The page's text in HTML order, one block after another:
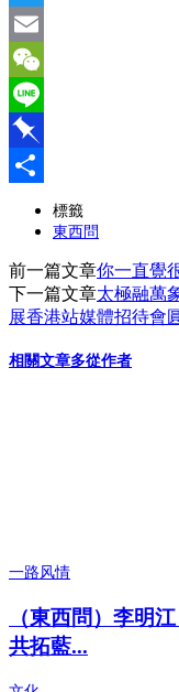
Twitter
Email
WeChat
Line
Pinboard
標籤
東西問
前一篇文章你一直覺
下一篇文章太極融萬
展香港站媒體招待會
相關文章多從作者
一路风情
（東西問）李明
共拓藍...